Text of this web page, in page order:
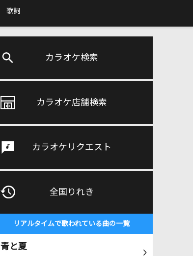
歌詞
カラオケ検索
カラオケ店舗検索
カラオケリクエスト
全国りれき
リアルタイムで歌われている曲の一覧
青と夏